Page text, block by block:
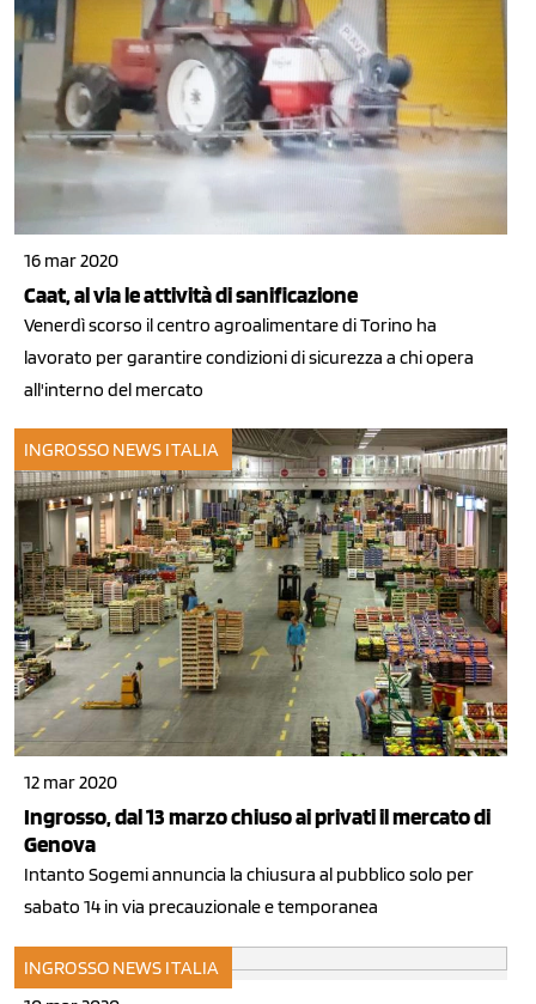
16 mar 2020
Caat, al via le attività di sanificazione
Venerdì scorso il centro agroalimentare di Torino ha
lavorato per garantire condizioni di sicurezza a chi opera
all'interno del mercato
INGROSSO NEWS ITALIA
12 mar 2020
Ingrosso, dal 13 marzo chiuso ai privati il mercato di
Genova
Intanto Sogemi annuncia la chiusura al pubblico solo per
sabato 14 in via precauzionale e temporanea
INGROSSO NEWS ITALIA